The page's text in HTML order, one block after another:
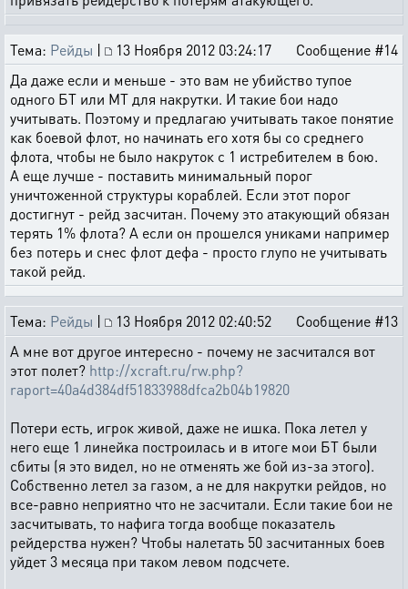
Тема: Рейды | 13 Ноября 2012 03:24:17
Сообщение #14
Да даже если и меньше - это вам не убийство тупое
одного БТ или МТ для накрутки. И такие бои надо
учитывать. Поэтому и предлагаю учитывать такое понятие
как боевой флот, но начинать его хотя бы со среднего
флота, чтобы не было накруток с 1 истребителем в бою.
А еще лучше - поставить минимальный порог
уничтоженной структуры кораблей. Если этот порог
достигнут - рейд засчитан. Почему это атакующий обязан
терять 1% флота? А если он прошелся униками например
без потерь и снес флот дефа - просто глупо не учитывать
такой рейд.
Тема: Рейды | 13 Ноября 2012 02:40:52
Сообщение #13
А мне вот другое интересно - почему не засчитался вот
этот полет? http://xcraft.ru/rw.php?
raport=40a4d384df51833988dfca2b04b19820
Потери есть, игрок живой, даже не ишка. Пока летел у
него еще 1 линейка построилась и в итоге мои БТ были
сбиты (я это видел, но не отменять же бой из-за этого).
Собственно летел за газом, а не для накрутки рейдов, но
все-равно неприятно что не засчитали. Если такие бои не
засчитывать, то нафига тогда вообще показатель
рейдерства нужен? Чтобы налетать 50 засчитанных боев
уйдет 3 месяца при таком левом подсчете.